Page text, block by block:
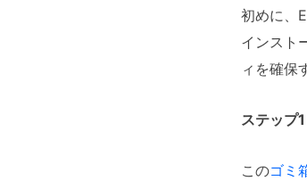
初めに、
インスト
ィを確保
ステップ
このゴミ